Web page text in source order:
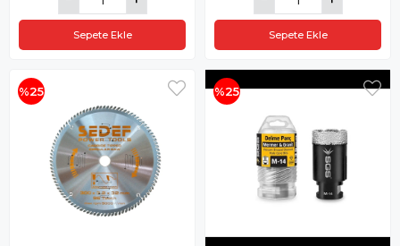
Sepete Ekle Sepete Ekle
%25 %25